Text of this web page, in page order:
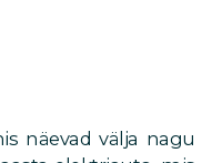
näevad välja nagu